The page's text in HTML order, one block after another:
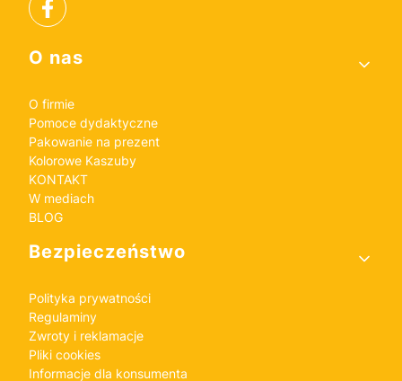
Linki w stopce
O nas
O firmie
Pomoce dydaktyczne
Pakowanie na prezent
Kolorowe Kaszuby
KONTAKT
W mediach
BLOG
Bezpieczeństwo
Polityka prywatności
Regulaminy
Zwroty i reklamacje
Pliki cookies
Informacje dla konsumenta